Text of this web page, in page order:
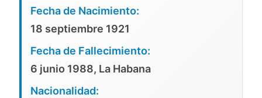
Fecha de Nacimiento:
18 septiembre 1921
Fecha de Fallecimiento:
6 junio 1988, La Habana
Nacionalidad: